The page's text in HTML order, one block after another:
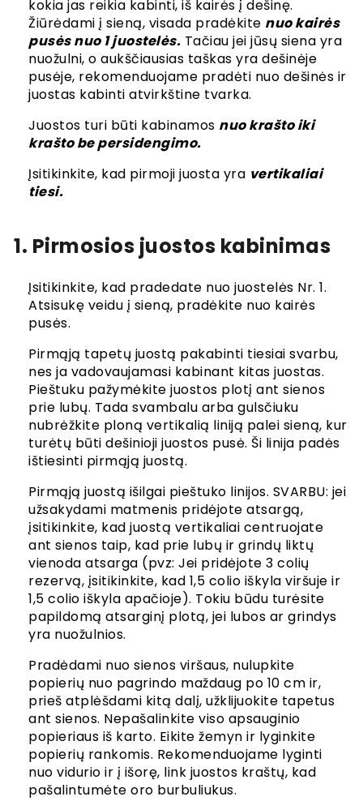
kokia jas reikia kabinti, iš kairės į dešinę.
Žiūrėdami į sieną, visada pradėkite nuo kairės
pusės nuo 1 juostelės. Tačiau jei jūsų siena yra
nuožulni, o aukščiausias taškas yra dešinėje
pusėje, rekomenduojame pradėti nuo dešinės ir
juostas kabinti atvirkštine tvarka.
Juostos turi būti kabinamos nuo krašto iki
krašto be persidengimo.
Įsitikinkite, kad pirmoji juosta yra vertikaliai
tiesi.
1. Pirmosios juostos kabinimas
Įsitikinkite, kad pradedate nuo juostelės Nr. 1.
Atsisukę veidu į sieną, pradėkite nuo kairės
pusės.
Pirmąją tapetų juostą pakabinti tiesiai svarbu,
nes ja vadovaujamasi kabinant kitas juostas.
Pieštuku pažymėkite juostos plotį ant sienos
prie lubų. Tada svambalu arba gulsčiuku
nubrėžkite ploną vertikalią liniją palei sieną, kur
turėtų būti dešinioji juostos pusė. Ši linija padės
ištiesinti pirmąją juostą.
Pirmąją juostą išilgai pieštuko linijos. SVARBU: jei
užsakydami matmenis pridėjote atsargą,
įsitikinkite, kad juostą vertikaliai centruojate
ant sienos taip, kad prie lubų ir grindų liktų
vienoda atsarga (pvz: Jei pridėjote 3 colių
rezervą, įsitikinkite, kad 1,5 colio iškyla viršuje ir
1,5 colio iškyla apačioje). Tokiu būdu turėsite
papildomą atsarginį plotą, jei lubos ar grindys
yra nuožulnios.
Pradėdami nuo sienos viršaus, nulupkite
popierių nuo pagrindo maždaug po 10 cm ir,
prieš atplėšdami kitą dalį, užklijuokite tapetus
ant sienos. Nepašalinkite viso apsauginio
popieriaus iš karto. Eikite žemyn ir lyginkite
popierių rankomis. Rekomenduojame lyginti
nuo vidurio ir į išorę, link juostos kraštų, kad
pašalintumėte oro burbuliukus.